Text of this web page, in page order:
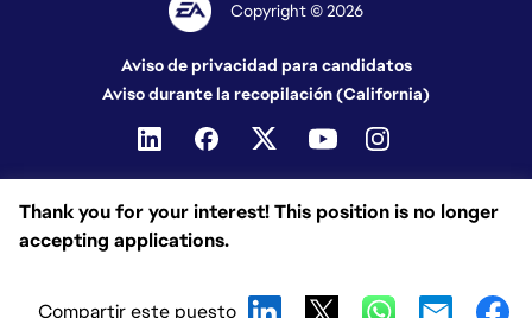
Thank you for your interest! This position is no longer
accepting applications.
Compartir este puesto
Copyright © 2026
Aviso de privacidad para candidatos
Aviso durante la recopilación (California)